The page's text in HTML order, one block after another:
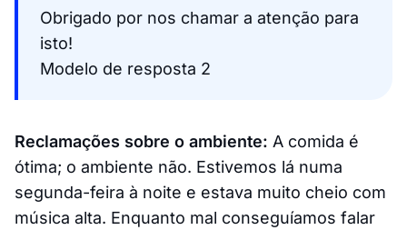
Obrigado por nos chamar a atenção para
isto!
Modelo de resposta 2
Reclamações sobre o ambiente: A comida é
ótima; o ambiente não. Estivemos lá numa
segunda-feira à noite e estava muito cheio com
música alta. Enquanto mal conseguíamos falar